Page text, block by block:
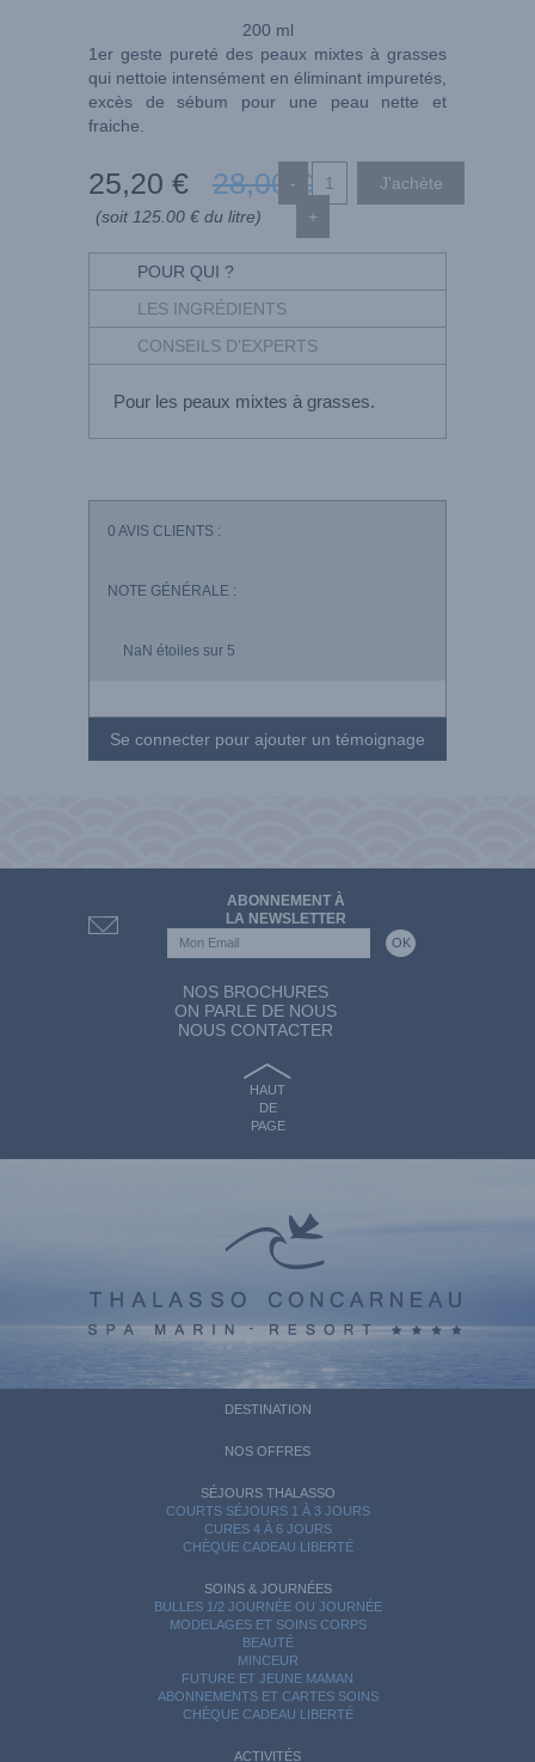
200 ml
1er geste pureté des peaux mixtes à grasses
qui nettoie intensément en éliminant impuretés,
excès de sébum pour une peau nette et
fraiche.
25,20 € 28,00 €
(soit 125.00 € du litre)
-
+
POUR QUI ?
LES INGRÉDIENTS
CONSEILS D'EXPERTS
Pour les peaux mixtes à grasses.
0 AVIS CLIENTS :
NOTE GÉNÉRALE :
NaN étoiles sur 5
Se connecter pour ajouter un témoignage
ABONNEMENT À
LA NEWSLETTER
NOS BROCHURES
ON PARLE DE NOUS
NOUS CONTACTER
HAUT
DE
PAGE
DESTINATION
NOS OFFRES
SÉJOURS THALASSO
COURTS SÉJOURS 1 À 3 JOURS
CURES 4 À 6 JOURS
CHÈQUE CADEAU LIBERTÉ
SOINS & JOURNÉES
BULLES 1/2 JOURNÉE OU JOURNÉE
MODELAGES ET SOINS CORPS
BEAUTÉ
MINCEUR
FUTURE ET JEUNE MAMAN
ABONNEMENTS ET CARTES SOINS
CHÈQUE CADEAU LIBERTÉ
ACTIVITÉS